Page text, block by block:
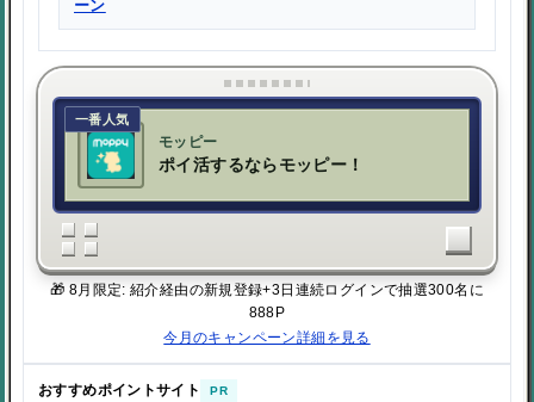
ーン
一番人気
モッピー
ポイ活するならモッピー！
🎁 8月限定: 紹介経由の新規登録+3日連続ログインで抽選300名に
888P
今月のキャンペーン詳細を見る
おすすめポイントサイト PR